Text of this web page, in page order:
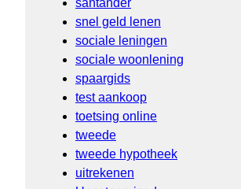
snel geld lenen
sociale leningen
sociale woonlening
spaargids
test aankoop
toetsing online
tweede
tweede hypotheek
uitrekenen